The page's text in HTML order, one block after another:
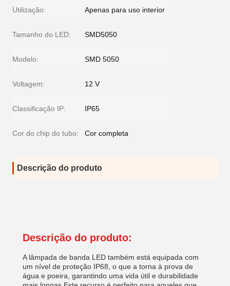
Utilização: Apenas para uso interior
Tamanho do LED: SMD5050
Modelo: SMD 5050
Voltagem: 12 V
Classificação IP: IP65
Cor do chip do tubo: Cor completa
Descrição do produto
Descrição do produto:
A lâmpada de banda LED também está equipada com
um nível de proteção IP68, o que a torna à prova de
água e poeira, garantindo uma vida útil e durabilidade